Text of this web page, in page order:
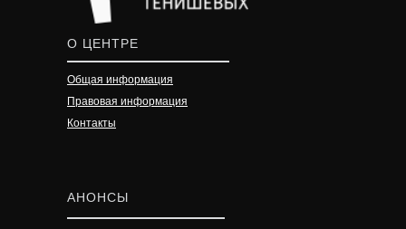
О ЦЕНТРЕ
Общая информация
Правовая информация
Контакты
АНОНСЫ